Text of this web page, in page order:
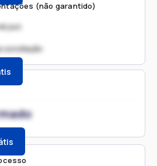
(não garantido)
juiz
conciliação